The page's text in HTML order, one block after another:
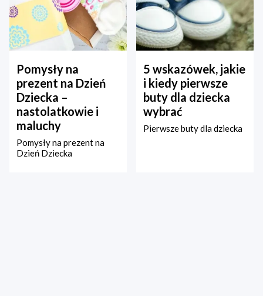
Pomysły na
prezent na Dzień
Dziecka –
nastolatkowie i
maluchy
Pomysły na prezent na
Dzień Dziecka
5 wskazówek, jakie
i kiedy pierwsze
buty dla dziecka
wybrać
Pierwsze buty dla dziecka